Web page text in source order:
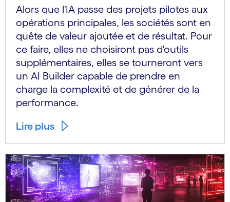
Alors que l'IA passe des projets pilotes aux
opérations principales, les sociétés sont en
quête de valeur ajoutée et de résultat. Pour
ce faire, elles ne choisiront pas d'outils
supplémentaires, elles se tourneront vers
un AI Builder capable de prendre en
charge la complexité et de générer de la
performance.
Lire plus